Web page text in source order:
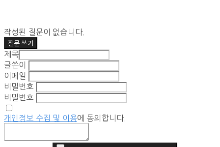
작성된 질문이 없습니다.
질문 쓰기
제목
글쓴이
이메일
비밀번호
비밀번호
개인정보 수집 및 이용에 동의합니다.